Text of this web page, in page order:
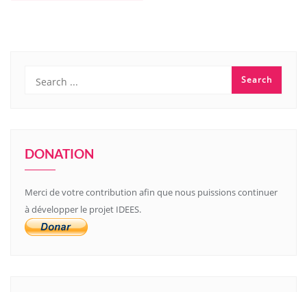
DONATION
Merci de votre contribution afin que nous puissions continuer
à développer le projet IDEES.